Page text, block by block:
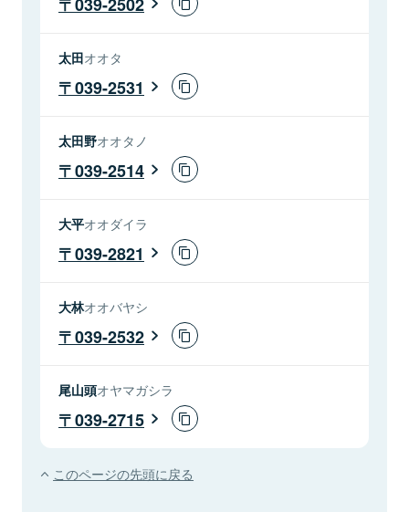
太田オオタ
039-2531
太田野オオタノ
039-2514
大平オオダイラ
039-2821
大林オオバヤシ
039-2532
尾山頭オヤマガシラ
039-2715
このページの先頭に戻る